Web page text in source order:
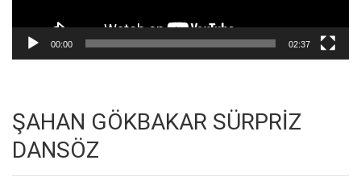
00:00 02:37
ŞAHAN GÖKBAKAR SÜRPRİZ
DANSÖZ